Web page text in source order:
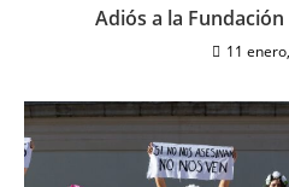
Adiós a la
11